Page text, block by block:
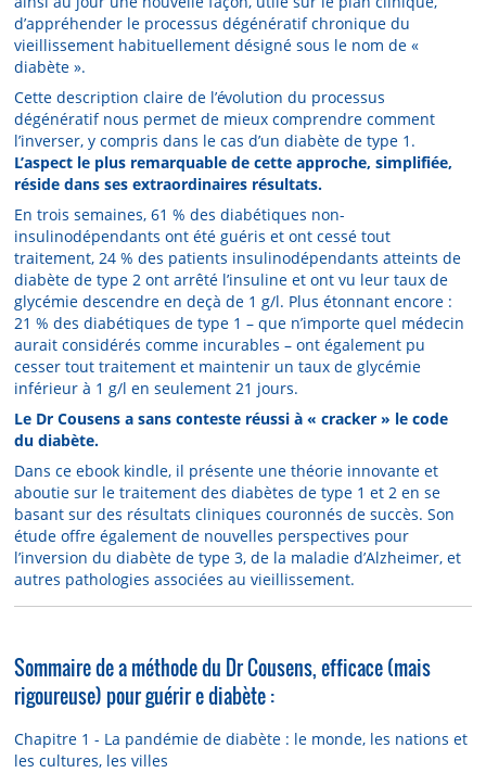
d’appréhender le processus dégénératif chronique du
vieillissement habituellement désigné sous le nom de «
diabète ».
Cette description claire de l’évolution du processus
dégénératif nous permet de mieux comprendre comment
l’inverser, y compris dans le cas d’un diabète de type 1.
L’aspect le plus remarquable de cette approche, simplifiée,
réside dans ses extraordinaires résultats.
En trois semaines, 61 % des diabétiques non-
insulinodépendants ont été guéris et ont cessé tout
traitement, 24 % des patients insulinodépendants atteints de
diabète de type 2 ont arrêté l’insuline et ont vu leur taux de
glycémie descendre en deçà de 1 g/l. Plus étonnant encore :
21 % des diabétiques de type 1 – que n’importe quel médecin
aurait considérés comme incurables – ont également pu
cesser tout traitement et maintenir un taux de glycémie
inférieur à 1 g/l en seulement 21 jours.
Le Dr Cousens a sans conteste réussi à « cracker » le code
du diabète.
Dans ce ebook kindle, il présente une théorie innovante et
aboutie sur le traitement des diabètes de type 1 et 2 en se
basant sur des résultats cliniques couronnés de succès. Son
étude offre également de nouvelles perspectives pour
l’inversion du diabète de type 3, de la maladie d’Alzheimer, et
autres pathologies associées au vieillissement.
Sommaire de a méthode du Dr Cousens, efficace (mais
rigoureuse) pour guérir e diabète :
Chapitre 1 - La pandémie de diabète : le monde, les nations et
les cultures, les villes